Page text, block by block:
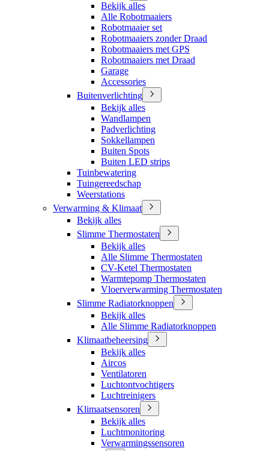
Bekijk alles
Alle Robotmaaiers
Robotmaaier set
Robotmaaiers zonder Draad
Robotmaaiers met GPS
Robotmaaiers met Draad
Garage
Accessories
Buitenverlichting
Bekijk alles
Wandlampen
Padverlichting
Sokkellampen
Buiten Spots
Buiten LED strips
Tuinbewatering
Tuingereedschap
Weerstations
Verwarming & Klimaat
Bekijk alles
Slimme Thermostaten
Bekijk alles
Alle Slimme Thermostaten
CV-Ketel Thermostaten
Warmtepomp Thermostaten
Vloerverwarming Thermostaten
Slimme Radiatorknoppen
Bekijk alles
Alle Slimme Radiatorknoppen
Klimaatbeheersing
Bekijk alles
Aircos
Ventilatoren
Luchtontvochtigers
Luchtreinigers
Klimaatsensoren
Bekijk alles
Luchtmonitoring
Verwarmingssensoren